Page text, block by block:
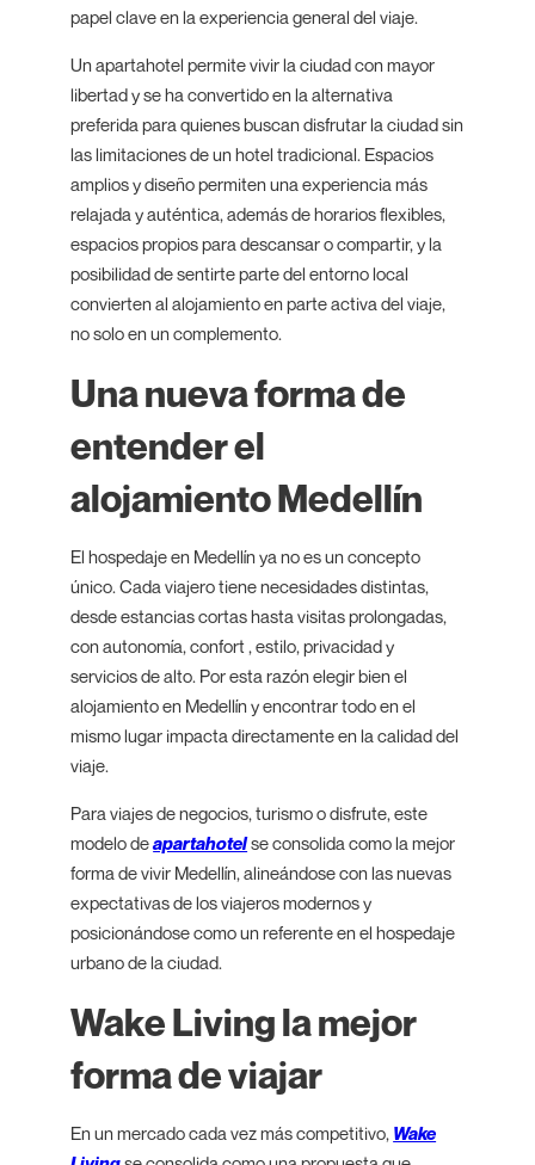
papel clave en la experiencia general del viaje.
Un apartahotel permite vivir la ciudad con mayor
libertad y se ha convertido en la alternativa
preferida para quienes buscan disfrutar la ciudad sin
las limitaciones de un hotel tradicional. Espacios
amplios y diseño permiten una experiencia más
relajada y auténtica, además de horarios flexibles,
espacios propios para descansar o compartir, y la
posibilidad de sentirte parte del entorno local
convierten al alojamiento en parte activa del viaje,
no solo en un complemento.
Una nueva forma de
entender el
alojamiento Medellín
El hospedaje en Medellín ya no es un concepto
único. Cada viajero tiene necesidades distintas,
desde estancias cortas hasta visitas prolongadas,
con autonomía, confort , estilo, privacidad y
servicios de alto. Por esta razón elegir bien el
alojamiento en Medellín y encontrar todo en el
mismo lugar impacta directamente en la calidad del
viaje.
Para viajes de negocios, turismo o disfrute, este
modelo deapartahotelse consolida como la mejor
forma de vivir Medellín, alineándose con las nuevas
expectativas de los viajeros modernos y
posicionándose como un referente en el hospedaje
urbano de la ciudad.
Wake Living la mejor
forma de viajar
En un mercado cada vez más competitivo, Wake